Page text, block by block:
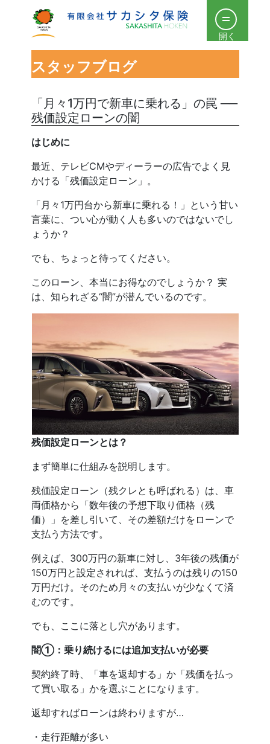
開く
スタッフブログ
「月々1万円で新車に乗れる」の罠 ──
残価設定ローンの闇
はじめに
最近、テレビCMやディーラーの広告でよく見
かける「残価設定ローン」。
「月々1万円台から新車に乗れる！」という甘い
言葉に、つい心が動く人も多いのではないでし
ょうか？
でも、ちょっと待ってください。
このローン、本当にお得なのでしょうか？ 実
は、知られざる“闇”が潜んでいるのです。
残価設定ローンとは？
まず簡単に仕組みを説明します。
残価設定ローン（残クレとも呼ばれる）は、車
両価格から「数年後の予想下取り価格（残
価）」を差し引いて、その差額だけをローンで
支払う方法です。
例えば、300万円の新車に対し、3年後の残価が
150万円と設定されれば、支払うのは残りの150
万円だけ。そのため月々の支払いが少なくて済
むのです。
でも、ここに落とし穴があります。
闇①：乗り続けるには追加支払いが必要
契約終了時、「車を返却する」か「残価を払っ
て買い取る」かを選ぶことになります。
返却すればローンは終わりますが…
・走行距離が多い